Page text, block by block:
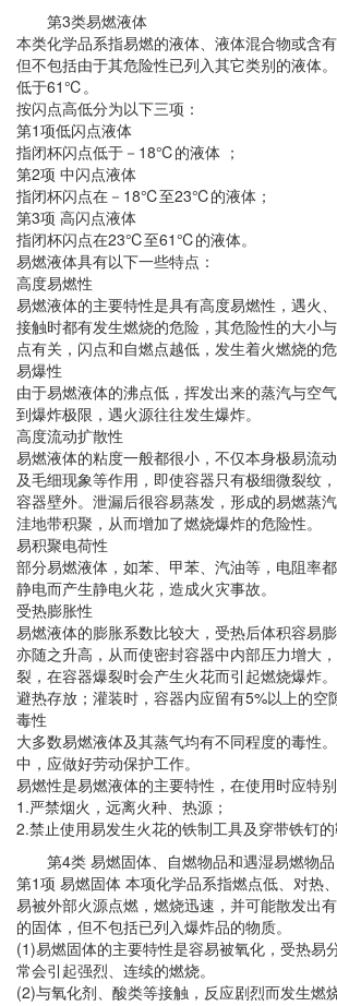
第3类易燃液体
本类化学品系指易燃的液体、液体混合物或含
但不包括由于其危险性已列入其它类别的液体
低于61℃。
按闪点高低分为以下三项：
第1项低闪点液体
指闭杯闪点低于－18℃的液体 ；
第2项 中闪点液体
指闭杯闪点在－18℃至23℃的液体；
第3项 高闪点液体
指闭杯闪点在23℃至61℃的液体。
易燃液体具有以下一些特点：
高度易燃性
易燃液体的主要特性是具有高度易燃性，遇火
接触时都有发生燃烧的危险，其危险性的大小
点有关，闪点和自燃点越低，发生着火燃烧的危
易爆性
由于易燃液体的沸点低，挥发出来的蒸汽与空
到爆炸极限，遇火源往往发生爆炸。
高度流动扩散性
易燃液体的粘度一般都很小，不仅本身极易流
及毛细现象等作用，即使容器只有极细微裂纹
容器壁外。泄漏后很容易蒸发，形成的易燃蒸
洼地带积聚，从而增加了燃烧爆炸的危险性。
易积聚电荷性
部分易燃液体，如苯、甲苯、汽油等，电阻率
静电而产生静电火花，造成火灾事故。
受热膨胀性
易燃液体的膨胀系数比较大，受热后体积容易
亦随之升高，从而使密封容器中内部压力增大
裂，在容器爆裂时会产生火花而引起燃烧爆炸
避热存放；灌装时，容器内应留有5%以上的空隙
毒性
大多数易燃液体及其蒸气均有不同程度的毒性
中，应做好劳动保护工作。
易燃性是易燃液体的主要特性，在使用时应特别
1.严禁烟火，远离火种、热源；
2.禁止使用易发生火花的铁制工具及穿带铁钉的
第4类 易燃固体、自燃物品和遇湿易燃物品
第1项 易燃固体 本项化学品系指燃点低、对热
易被外部火源点燃，燃烧迅速，并可能散发出
的固体，但不包括已列入爆炸品的物质。
(1)易燃固体的主要特性是容易被氧化，受热易
常会引起强烈、连续的燃烧。
(2)与氧化剂、酸类等接触，反应剧烈而发生燃烧